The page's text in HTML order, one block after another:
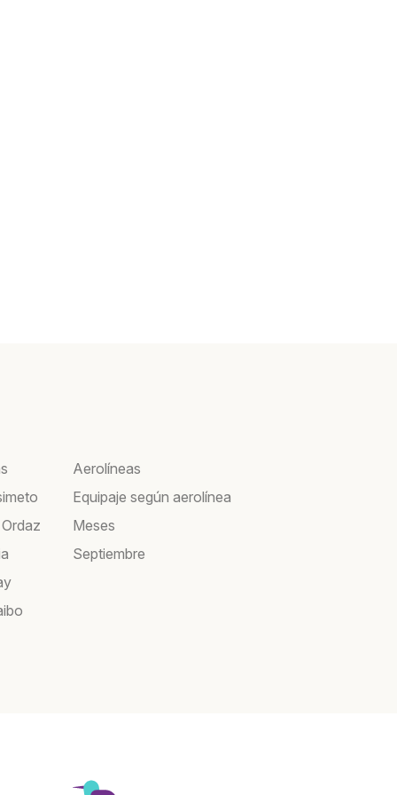
Aerolíneas
Equipaje según aerolínea
Meses
Septiembre